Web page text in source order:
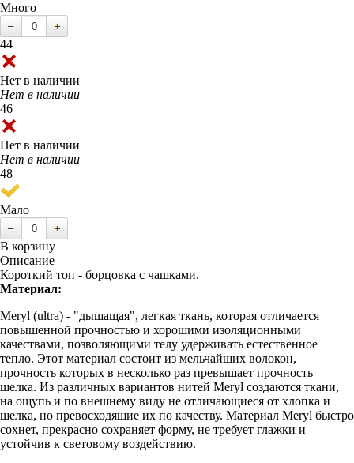
Много
44
Нет в наличии
Нет в наличии
46
Нет в наличии
Нет в наличии
48
Мало
В корзину
Описание
Короткий топ - борцовка с чашками.
Материал:
Meryl (ultra) - "дышащая", легкая ткань, которая отличается
повышенной прочностью и хорошими изоляционными
качествами, позволяющими телу удерживать естественное
тепло. Этот материал состоит из мельчайших волокон,
прочность которых в несколько раз превышает прочность
шелка. Из различных вариантов нитей Meryl создаются ткани,
на ощупь и по внешнему виду не отличающиеся от хлопка и
шелка, но превосходящие их по качеству. Материал Meryl быстро
сохнет, прекрасно сохраняет форму, не требует глажки и
устойчив к световому воздействию.